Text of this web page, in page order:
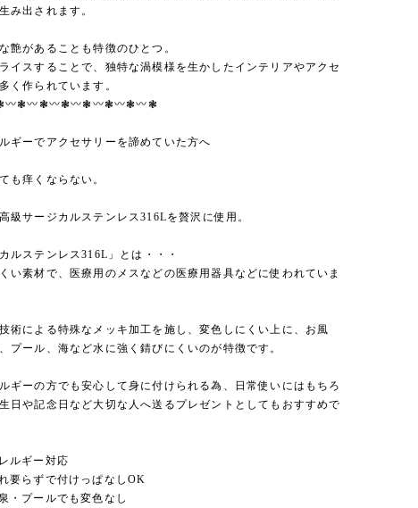
み出されます。
艶があることも特徴のひとつ。
イスすることで、独特な渦模様を生かしたインテリアやアクセ
く作られています。
〰︎❃〰︎❃〰︎❃〰︎❃〰︎❃〰︎❃〰︎❃
ギーでアクセサリーを諦めていた方へ
も痒くならない。
級サージカルステンレス316Lを贅沢に使用。
カルステンレス316L」とは・・・
い素材で、医療用のメスなどの医療用器具などに使われていま
術による特殊なメッキ加工を施し、変色しにくい上に、お風
プール、海など水に強く錆びにくいのが特徴です。
ギーの方でも安心して身に付けられる為、日常使いにはもちろ
日や記念日など大切な人へ送るプレゼントとしてもおすすめで
ルギー対応
要らずで付けっぱなしOK
・プールでも変色なし